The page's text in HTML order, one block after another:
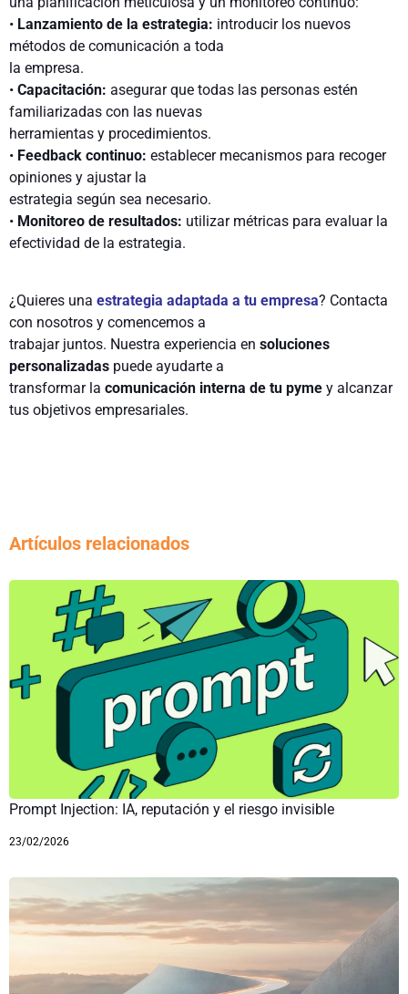
• Lanzamiento de la estrategia: introducir los nuevos
métodos de comunicación a toda
la empresa.
• Capacitación: asegurar que todas las personas estén
familiarizadas con las nuevas
herramientas y procedimientos.
• Feedback continuo: establecer mecanismos para recoger
opiniones y ajustar la
estrategia según sea necesario.
• Monitoreo de resultados: utilizar métricas para evaluar la
efectividad de la estrategia.
¿Quieres una estrategia adaptada a tu empresa? Contacta
con nosotros y comencemos a
trabajar juntos. Nuestra experiencia en soluciones
personalizadas puede ayudarte a
transformar la comunicación interna de tu pyme y alcanzar
tus objetivos empresariales.
Artículos relacionados
Prompt Injection: IA, reputación y el riesgo invisible
23/02/2026